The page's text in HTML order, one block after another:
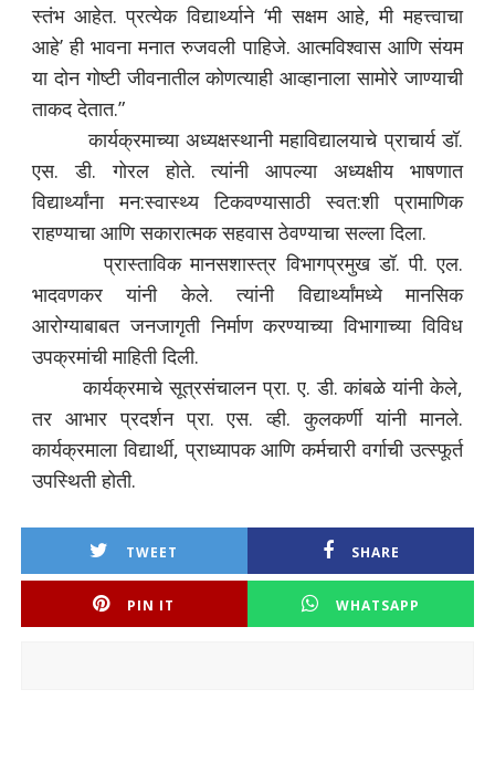
स्तंभ आहेत. प्रत्येक विद्यार्थ्याने ‘मी सक्षम आहे, मी महत्त्वाचा
आहे’ ही भावना मनात रुजवली पाहिजे. आत्मविश्वास आणि संयम
या दोन गोष्टी जीवनातील कोणत्याही आव्हानाला सामोरे जाण्याची
ताकद देतात.”
कार्यक्रमाच्या अध्यक्षस्थानी महाविद्यालयाचे प्राचार्य डॉ.
एस. डी. गोरल होते. त्यांनी आपल्या अध्यक्षीय भाषणात
विद्यार्थ्यांना मन:स्वास्थ्य टिकवण्यासाठी स्वत:शी प्रामाणिक
राहण्याचा आणि सकारात्मक सहवास ठेवण्याचा सल्ला दिला.
प्रास्ताविक मानसशास्त्र विभागप्रमुख डॉ. पी. एल.
भादवणकर यांनी केले. त्यांनी विद्यार्थ्यांमध्ये मानसिक
आरोग्याबाबत जनजागृती निर्माण करण्याच्या विभागाच्या विविध
उपक्रमांची माहिती दिली.
कार्यक्रमाचे सूत्रसंचालन प्रा. ए. डी. कांबळे यांनी केले,
तर आभार प्रदर्शन प्रा. एस. व्ही. कुलकर्णी यांनी मानले.
कार्यक्रमाला विद्यार्थी, प्राध्यापक आणि कर्मचारी वर्गाची उत्स्फूर्त
उपस्थिती होती.
TWEET SHARE
PIN IT WHATSAPP